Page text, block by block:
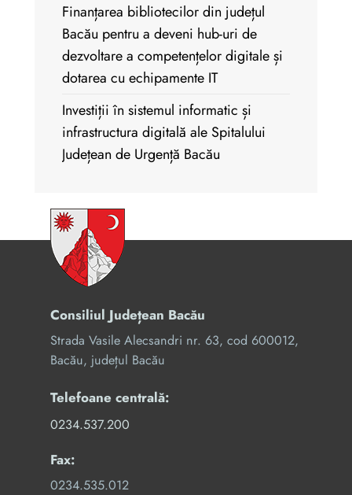
Finanțarea bibliotecilor din județul
Bacău pentru a deveni hub-uri de
dezvoltare a competențelor digitale și
dotarea cu echipamente IT
Investiții în sistemul informatic și
infrastructura digitală ale Spitalului
Județean de Urgență Bacău
Consiliul Județean Bacău
Strada Vasile Alecsandri nr. 63, cod 600012,
Bacău, județul Bacău
Telefoane centrală:
0234.537.200
Fax:
0234.535.012